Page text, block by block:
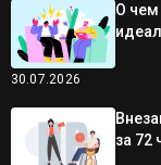
30.07.2026
О
за 72